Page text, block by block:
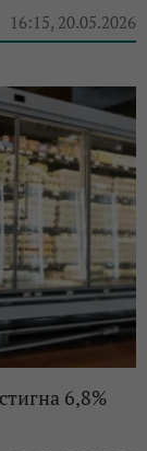
16:15, 20.05.2026
6,8%